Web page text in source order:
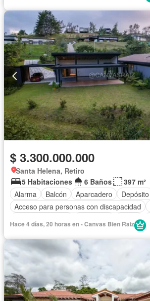
$ 3.300.000.000
Santa Helena, Retiro
5 Habitaciones
6 Baños
397 m²
Alarma
Balcón Aparcadero Depósito
Acceso para personas con discapacidad
Jardín
Gas natural
Seguridad privada
Cuarto de servicio
Hace 4 días, 20 horas en - Canvas Bien Raiz